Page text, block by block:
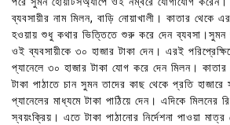
ব্যবসায়ীর নাম মিলন, বাড়ি নোয়াখালী। কাতার থেকে
হওয়ায় শুধু কথার ভিত্তিতে শুরু করে দেন ব্যবসা।সুমন
ওই ব্যবসায়ীকে ৩০ হাজার টাকা দেন। এরই
প্যানেলে ৩০ হাজার টাকা যোগ করে দেন মিলন। কাতার
টাকা পাঠাতে চান সুমন তাদের কাছ থেকে প্রতি হাজারে
প্যানেলের মাধ্যমে টাকা পাঠিয়ে দেন। এদিকে মিলনের
স্বয়ংক্রিয়। এতে টাকা পাঠানোর নির্দেশনা পাওয়া মাত্র